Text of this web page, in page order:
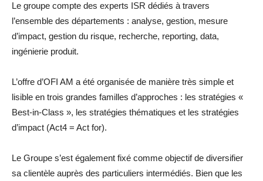
Le groupe compte des experts ISR dédiés à travers
l’ensemble des départements : analyse, gestion, mesure
d’impact, gestion du risque, recherche, reporting, data,
ingénierie produit.
L’offre d’OFI AM a été organisée de manière très simple et
lisible en trois grandes familles d’approches : les stratégies «
Best-in-Class », les stratégies thématiques et les stratégies
d’impact (Act4 = Act for).
Le Groupe s’est également fixé comme objectif de diversifier
sa clientèle auprès des particuliers intermédiés. Bien que les